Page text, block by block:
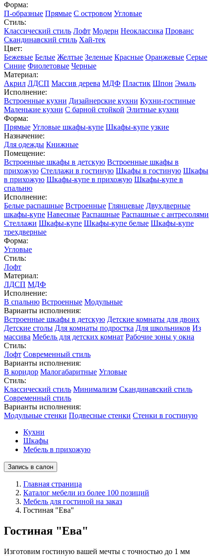
Форма:
П-образные Прямые С островом Угловые
Стиль:
Классический стиль Лофт Модерн Неоклассика Прованс
Скандинавский стиль Хай-тек
Цвет:
Бежевые Белые Желтые Зеленые Красные Оранжевые Серые
Синие Фиолетовые Черные
Материал:
Акрил ЛДСП Массив дерева МДФ Пластик Шпон Эмаль
Исполнение:
Встроенные кухни Дизайнерские кухни Кухни-гостиные
Маленькие кухни С барной стойкой Элитные кухни
Форма:
Прямые Угловые шкафы-купе Шкафы-купе узкие
Назначение:
Для одежды Книжные
Помещение:
Встроенные шкафы в детскую Встроенные шкафы в
прихожую Стеллажи в гостиную Шкафы в гостиную Шкафы
в прихожую Шкафы-купе в прихожую Шкафы-купе в
спальню
Исполнение:
Белые распашные Встроенные Глянцевые Двухдверные
шкафы-купе Навесные Распашные Распашные с антресолями
Стеллажи Шкафы-купе Шкафы-купе белые Шкафы-купе
трехдверные
Форма:
Угловые
Стиль:
Лофт
Материал:
ЛДСП МДФ
Исполнение:
В спальню Встроенные Модульные
Варианты исполнения:
Встроенные шкафы в детскую Детские комнаты для двоих
Детские столы Для комнаты подростка Для школьников Из
массива Мебель для детских комнат Рабочие зоны у окна
Стиль:
Лофт Современный стиль
Варианты исполнения:
В коридор Малогабаритные Угловые
Стиль:
Классический стиль Минимализм Скандинавский стиль
Современный стиль
Варианты исполнения:
Модульные стенки Подвесные стенки Стенки в гостиную
Кухни
Шкафы
Мебель в прихожую
Запись в салон
Главная страница
Каталог мебели из более 100 позиций
Мебель для гостиной на заказ
Гостиная "Ева"
Гостиная "Ева"
Изготовим гостиную вашей мечты с точностью до 1 мм